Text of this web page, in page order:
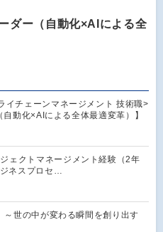
ダー（自動化×AIによる全
イチェーンマネージメント 技術職>
動化×AIによる全体最適変革）】
ェクトマネージメント経験（2年
ネスプロセ…
世の中が変わる瞬間を創り出す